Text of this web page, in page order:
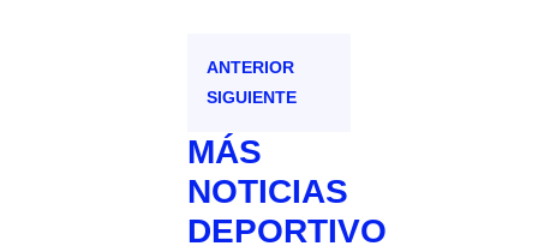
ANTERIOR
SIGUIENTE
MÁS
NOTICIAS
DEPORTIVO